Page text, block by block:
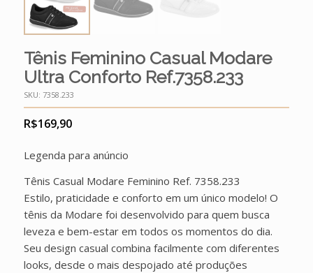
Tênis Feminino Casual Modare
Ultra Conforto Ref.7358.233
SKU: 7358.233
R$169,90
Legenda para anúncio
Tênis Casual Modare Feminino Ref. 7358.233
Estilo, praticidade e conforto em um único modelo! O
tênis da Modare foi desenvolvido para quem busca
leveza e bem-estar em todos os momentos do dia.
Seu design casual combina facilmente com diferentes
looks, desde o mais despojado até produções